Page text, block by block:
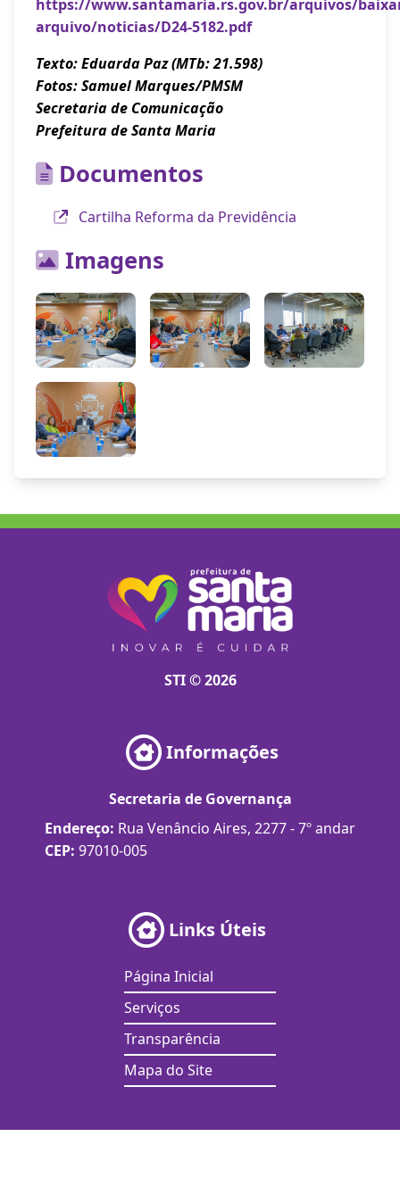
https://www.santamaria.rs.gov.br/arquivos/
arquivo/noticias/D24-5182.pdf
Texto: Eduarda Paz (MTb: 21.598)
Fotos: Samuel Marques/PMSM
Secretaria de Comunicação
Prefeitura de Santa Maria
Documentos
Cartilha Reforma da Previdência
Imagens
STI © 2026
Informações
Secretaria de Governança
Endereço: Rua Venâncio Aires, 2277 - 7º andar
CEP: 97010-005
Links Úteis
Página Inicial
Serviços
Transparência
Mapa do Site